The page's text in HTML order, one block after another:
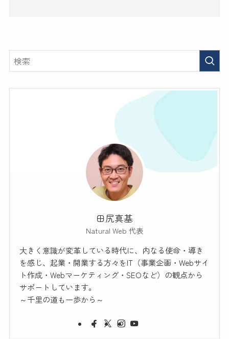
田尻真基
Natural Web 代表
大きく意識が変革している時代に、内なる使命・導き
を感じ、起業・開業する方々をIT（事業企画・Webサイ
ト作成・Webマーケティング・SEOなど）の観点から
サポートしています。
～千里の道も一歩から～